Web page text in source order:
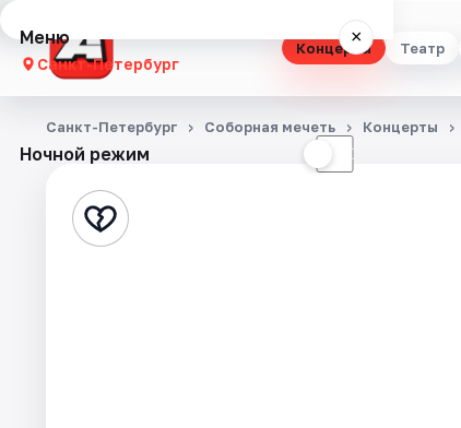
Концерты Театр
Меню ×
Санкт-Петербург
Концерты
Стендап
Ночной режим ☾
Санкт-Петербург Соборная мечеть Концерты